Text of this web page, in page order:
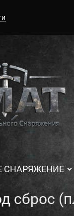
СНАРЯЖЕНИЕ
сброс